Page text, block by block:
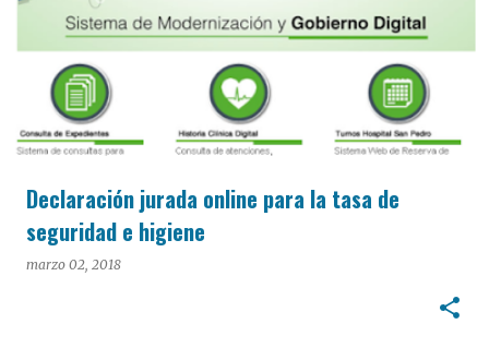
Declaración jurada online para la tasa de
seguridad e higiene
marzo 02, 2018